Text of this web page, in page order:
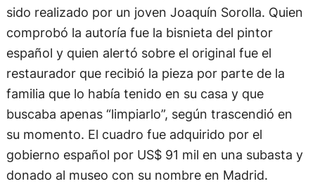
sido realizado por un joven Joaquín Sorolla. Quien
comprobó la autoría fue la bisnieta del pintor
español y quien alertó sobre el original fue el
restaurador que recibió la pieza por parte de la
familia que lo había tenido en su casa y que
buscaba apenas “limpiarlo”, según trascendió en
su momento. El cuadro fue adquirido por el
gobierno español por US$ 91 mil en una subasta y
donado al museo con su nombre en Madrid.